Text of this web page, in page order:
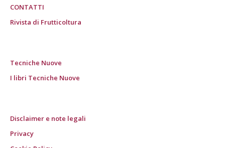
CONTATTI
Rivista di Frutticoltura
Tecniche Nuove
I libri Tecniche Nuove
Disclaimer e note legali
Privacy